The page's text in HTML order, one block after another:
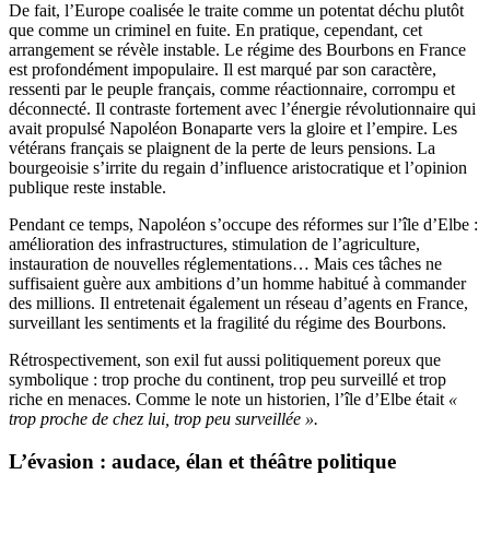
De fait, l’Europe coalisée le traite comme un potentat déchu plutôt
que comme un criminel en fuite. En pratique, cependant, cet
arrangement se révèle instable. Le régime des Bourbons en France
est profondément impopulaire. Il est marqué par son caractère,
ressenti par le peuple français, comme réactionnaire, corrompu et
déconnecté. Il contraste fortement avec l’énergie révolutionnaire qui
avait propulsé Napoléon Bonaparte vers la gloire et l’empire. Les
vétérans français se plaignent de la perte de leurs pensions. La
bourgeoisie s’irrite du regain d’influence aristocratique et l’opinion
publique reste instable.
Pendant ce temps, Napoléon s’occupe des réformes sur l’île d’Elbe :
amélioration des infrastructures, stimulation de l’agriculture,
instauration de nouvelles réglementations… Mais ces tâches ne
suffisaient guère aux ambitions d’un homme habitué à commander
des millions. Il entretenait également un réseau d’agents en France,
surveillant les sentiments et la fragilité du régime des Bourbons.
Rétrospectivement, son exil fut aussi politiquement poreux que
symbolique : trop proche du continent, trop peu surveillé et trop
riche en menaces. Comme le note un historien, l’île d’Elbe était «
trop proche de chez lui, trop peu surveillée ».
L’évasion : audace, élan et théâtre politique